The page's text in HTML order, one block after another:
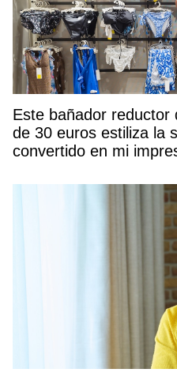
Este bañador reductor
de 30 euros estiliza la
convertido en mi